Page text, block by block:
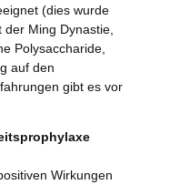
(dies wurde
der Ming Dynastie,
Polysaccharide,
auf den
gibt es vor
Wirkungen